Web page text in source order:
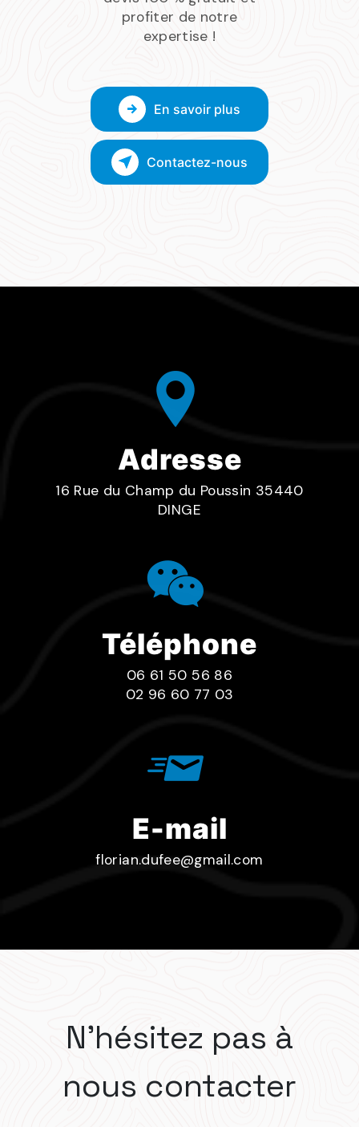
profiter de notre
expertise !
En savoir plus
Contactez-nous
Adresse
16 Rue du Champ du Poussin 35440
DINGE
Téléphone
06 61 50 56 86
02 96 60 77 03
E-mail
florian.dufee@gmail.com
N'hésitez pas à
nous contacter